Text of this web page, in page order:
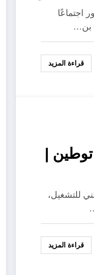
اجتماعًا
بن…
قراءة المزيد
توطين |
للتشغيل،
قراءة المزيد
“معسكر